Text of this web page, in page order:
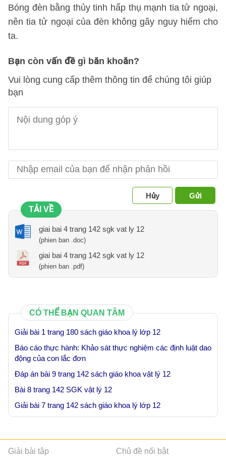
Bóng đèn bằng thủy tinh hấp thụ mạnh tia tử ngoại,
nên tia tử ngoại của đèn không gây nguy hiểm cho
ta.
Bạn còn vấn đề gì băn khoăn?
Vui lòng cung cấp thêm thông tin để chúng tôi giúp
bạn
Hủy
Gửi
TẢI VỀ
giai bai 4 trang 142 sgk vat ly 12
(phien ban .doc)
giai bai 4 trang 142 sgk vat ly 12
(phien ban .pdf)
CÓ THỂ BẠN QUAN TÂM
Giải bài 1 trang 180 sách giáo khoa lý lớp 12
Báo cáo thực hành: Khảo sát thực nghiệm các định luật dao
động của con lắc đơn
Đáp án bài 9 trang 142 sách giáo khoa vật lý 12
Bài 8 trang 142 SGK vật lý 12
Giải bài 7 trang 142 sách giáo khoa lý lớp 12
Giải bài tập Chủ đề nổi bật